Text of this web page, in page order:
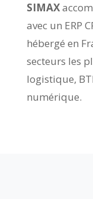
SIMAX
avec un ERP
hébergé en
secteurs les
logistique,
numérique.